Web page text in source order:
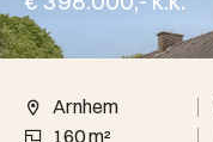
Arnhem
160 m²